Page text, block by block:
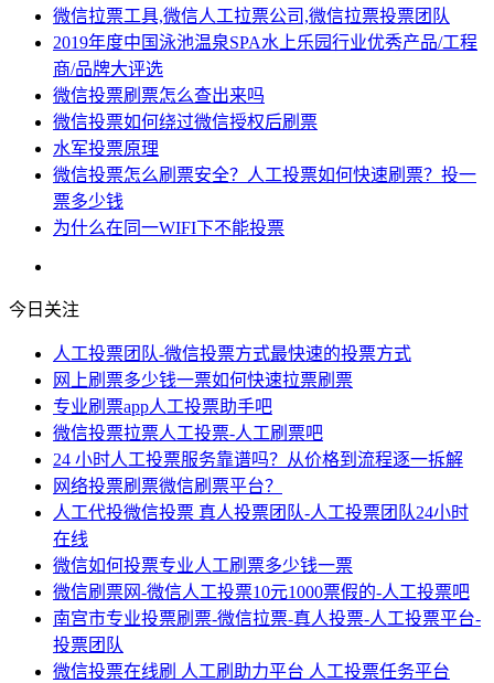
微信拉票工具,微信人工拉票公司,微信拉票投票团队
2019年度中国泳池温泉SPA水上乐园行业优秀产品/工程
商/品牌大评选
微信投票刷票怎么查出来吗
微信投票如何绕过微信授权后刷票
水军投票原理
微信投票怎么刷票安全？人工投票如何快速刷票？投一
票多少钱
为什么在同一WIFI下不能投票
今日关注
人工投票团队-微信投票方式最快速的投票方式
网上刷票多少钱一票如何快速拉票刷票
专业刷票app人工投票助手吧
微信投票拉票人工投票-人工刷票吧
24 小时人工投票服务靠谱吗？从价格到流程逐一拆解
网络投票刷票微信刷票平台？
人工代投微信投票 真人投票团队-人工投票团队24小时
在线
微信如何投票专业人工刷票多少钱一票
微信刷票网-微信人工投票10元1000票假的-人工投票吧
南宫市专业投票刷票-微信拉票-真人投票-人工投票平台-
投票团队
微信投票在线刷 人工刷助力平台 人工投票任务平台